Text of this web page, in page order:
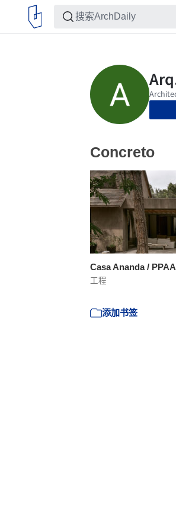
Concreto
Casa Ananda / PPAA
工程
添加书签